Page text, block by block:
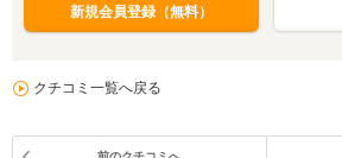
新規会員登録（無料）
クチコミ一覧へ戻る